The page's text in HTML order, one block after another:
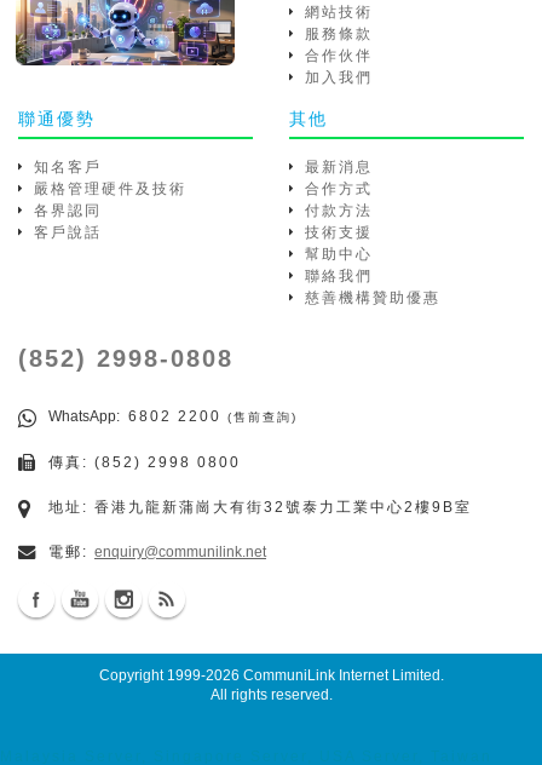
網站技術
服務條款
合作伙伴
加入我們
聯通優勢
知名客戶
嚴格管理硬件及技術
各界認同
客戶說話
其他
最新消息
合作方式
付款方法
技術支援
幫助中心
聯絡我們
慈善機構贊助優惠
(852) 2998-0808
WhatsApp: 6802 2200 (售前查詢)
傳真: (852) 2998 0800
地址: 香港九龍新蒲崗大有街32號泰力工業中心2樓9B室
電郵: enquiry@communilink.net
Copyright 1999-2026 CommuniLink Internet Limited .
All rights reserved.